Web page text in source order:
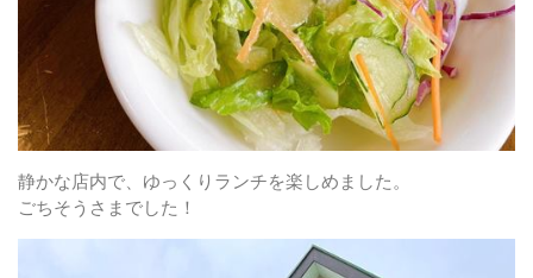
静かな店内で、ゆっくりランチを楽しめました。
ごちそうさまでした！